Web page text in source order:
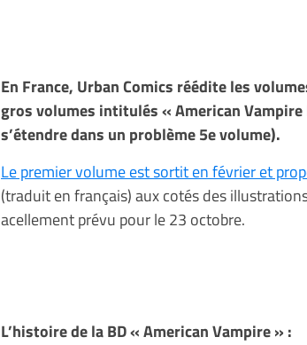
En France, Urban Comics réédite les
gros volumes intitulés « American
s’étendre dans un problème 5e volume).
Le premier volume est sortit en février et
(traduit en français) aux cotés des
acellement prévu pour le 23 octobre.
L’histoire de la BD « American Vampire » :